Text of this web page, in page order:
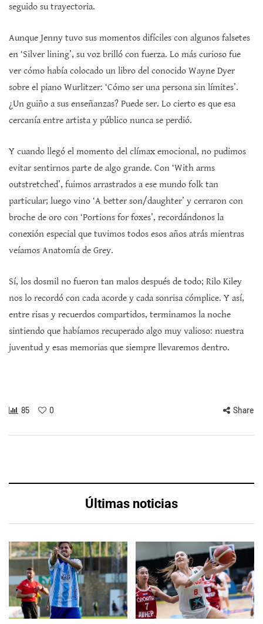
seguido su trayectoria.
Aunque Jenny tuvo sus momentos difíciles con algunos falsetes
en ‘Silver lining’, su voz brilló con fuerza. Lo más curioso fue
ver cómo había colocado un libro del conocido Wayne Dyer
sobre el piano Wurlitzer: ‘Cómo ser una persona sin límites’.
¿Un guiño a sus enseñanzas? Puede ser. Lo cierto es que esa
cercanía entre artista y público nunca se perdió.
Y cuando llegó el momento del clímax emocional, no pudimos
evitar sentirnos parte de algo grande. Con ‘With arms
outstretched’, fuimos arrastrados a ese mundo folk tan
particular; luego vino ‘A better son/daughter’ y cerraron con
broche de oro con ‘Portions for foxes’, recordándonos la
conexión especial que tuvimos todos esos años atrás mientras
veíamos Anatomía de Grey.
Sí, los dosmil no fueron tan malos después de todo; Rilo Kiley
nos lo recordó con cada acorde y cada sonrisa cómplice. Y así,
entre risas y recuerdos compartidos, terminamos la noche
sintiendo que habíamos recuperado algo muy valioso: nuestra
juventud y esas memorias que siempre llevaremos dentro.
85 0 Share
Últimas noticias